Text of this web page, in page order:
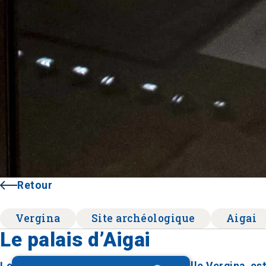
Retour
Vergina Site archéologique Aigai
Le palais d’Aigai